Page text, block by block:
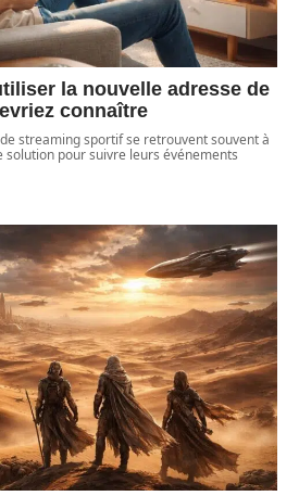
la nouvelle adresse de
connaître
streaming sportif se retrouvent souvent à
pour suivre leurs événements